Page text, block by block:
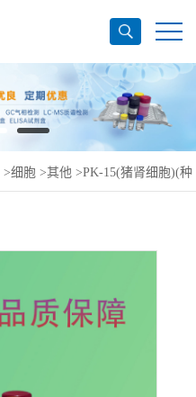
>细胞 >其他 >PK-15(猪肾细胞)(种